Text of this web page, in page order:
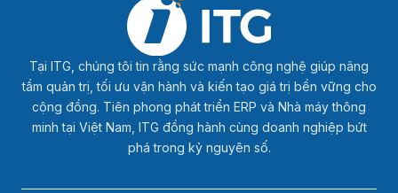
Tại ITG, chúng tôi tin rằng sức mạnh công nghệ giúp nâng
tầm quản trị, tối ưu vận hành và kiến tạo giá trị bền vững cho
cộng đồng. Tiên phong phát triển ERP và Nhà máy thông
minh tại Việt Nam, ITG đồng hành cùng doanh nghiệp bứt
phá trong kỷ nguyên số.